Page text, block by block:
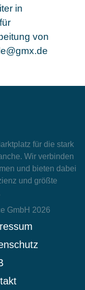
in
von
für die stark
Wir verbinden
und bieten dabei
und größte
GmbH 2026